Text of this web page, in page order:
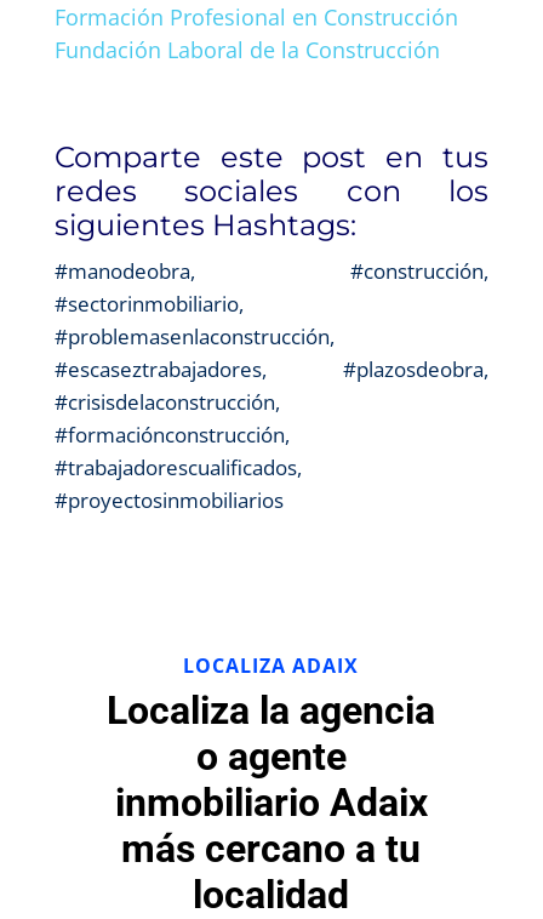
Formación Profesional en Construcción
Fundación Laboral de la Construcción
Comparte este post en tus
redes sociales con los
siguientes Hashtags:
#manodeobra, #construcción,
#sectorinmobiliario,
#problemasenlaconstrucción,
#escaseztrabajadores, #plazosdeobra,
#crisisdelaconstrucción,
#formaciónconstrucción,
#trabajadorescualificados,
#proyectosinmobiliarios
LOCALIZA ADAIX
Localiza la agencia
o agente
inmobiliario Adaix
más cercano a tu
localidad